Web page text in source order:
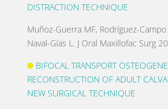
DISTRACTION TECHNIQUE
Muñoz-Guerra MF, Rodríguez-Campo
Naval-Gías L. J Oral Maxillofac Surg
BIFOCAL TRANSPORT
RECONSTRUCTION OF ADULT
NEW SURGICAL TECHNIQUE